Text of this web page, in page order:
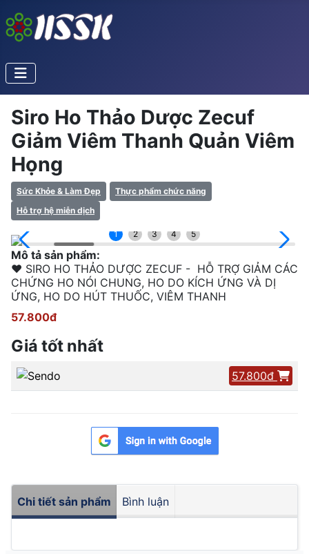
Siro Ho Thảo Dược Zecuf
Giảm Viêm Thanh Quản Viêm
Họng
Sức Khỏe & Làm Đẹp
Thực phẩm chức năng
Hỗ trợ hệ miễn dịch
1 2 3 4 5
Mô tả sản phẩm:
❤ SIRO HO THẢO DƯỢC ZECUF - HỖ TRỢ GIẢM CÁC
CHỨNG HO NÓI CHUNG, HO DO KÍCH ỨNG VÀ DỊ
ỨNG, HO DO HÚT THUỐC, VIÊM THANH
57.800đ
Giá tốt nhất
57.800đ
Chi tiết sản phẩm Bình luận